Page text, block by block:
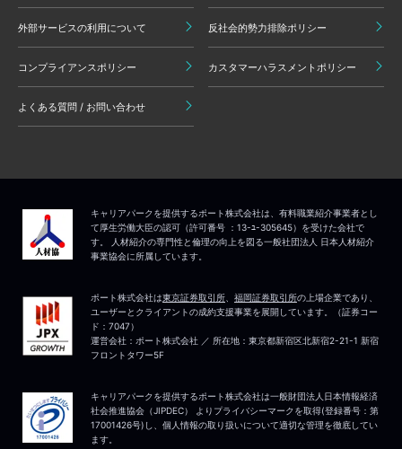
外部サービスの利用について 反社会的勢力排除ポリシー
コンプライアンスポリシー カスタマーハラスメントポリシー
よくある質問 / お問い合わせ